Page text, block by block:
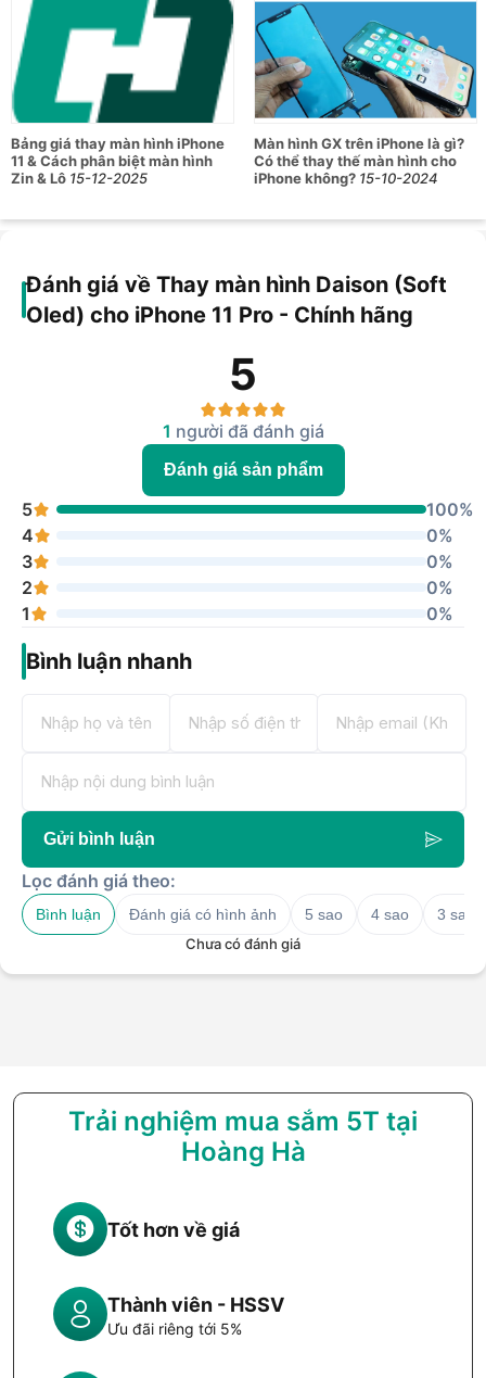
Bảng giá thay màn hình iPhone
11 & Cách phân biệt màn hình
Zin & Lô 15-12-2025
Màn hình GX trên iPhone là gì?
Có thể thay thế màn hình cho
iPhone không? 15-10-2024
Đánh giá về Thay màn hình Daison (Soft
Oled) cho iPhone 11 Pro - Chính hãng
5
1 người đã đánh giá
Đánh giá sản phẩm
5
100%
4
0%
3
0%
2
0%
1
0%
Bình luận nhanh
Gửi bình luận
Lọc đánh giá theo:
Bình luận Đánh giá có hình ảnh 5 sao 4 sao
3 sao
Chưa có đánh giá
Trải nghiệm mua sắm 5T tại
Hoàng Hà
Tốt hơn về giá
Thành viên - HSSV
Ưu đãi riêng tới 5%